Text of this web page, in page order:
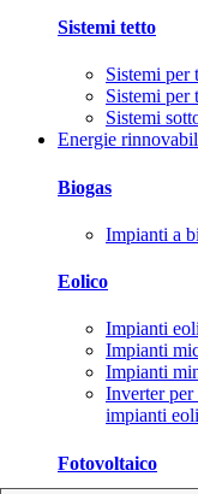
Sistemi tetto
Sistemi per
Sistemi per
Sistemi
Energie
Biogas
Impianti a
Eolico
Impianti
Impianti
Impianti
Inverter
impianti
Fotovoltaico